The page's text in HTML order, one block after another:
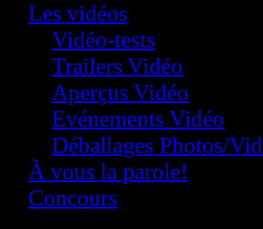
Les vidéos
Vidéo-tests
Trailers Vidéo
Aperçus Vidéo
Evénements Vidéo
Déballages Photos/
À vous la parole!
Concours